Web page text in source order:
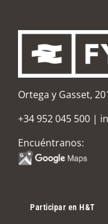
Ortega y Gasset,
+34 952 045 500 |
Encuéntranos:
Participar en H&T